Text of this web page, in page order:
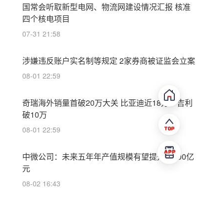
国常会听取新型电网、物流网建设情况汇报 核准
四个核电项目
07-31 21:58
涉嫌违反账户实名制等规定 2家券商被证监会立案
08-01 22:59
奇瑞海外销量首破20万大关 比亚迪近18万、吉利
破10万
08-01 22:59
中微公司：未来五年年产值规模有望提升至700亿
元
08-02 16:43